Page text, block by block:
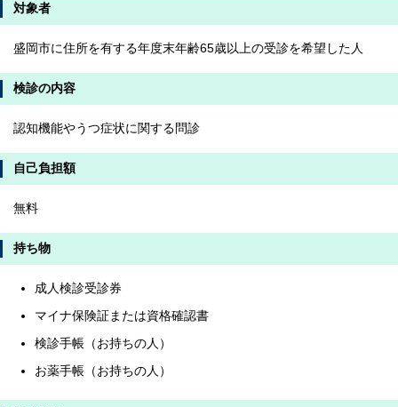
対象者
盛岡市に住所を有する年度末年齢65歳以上の受診を希望した人
検診の内容
認知機能やうつ症状に関する問診
自己負担額
無料
持ち物
成人検診受診券
マイナ保険証または資格確認書
検診手帳（お持ちの人）
お薬手帳（お持ちの人）